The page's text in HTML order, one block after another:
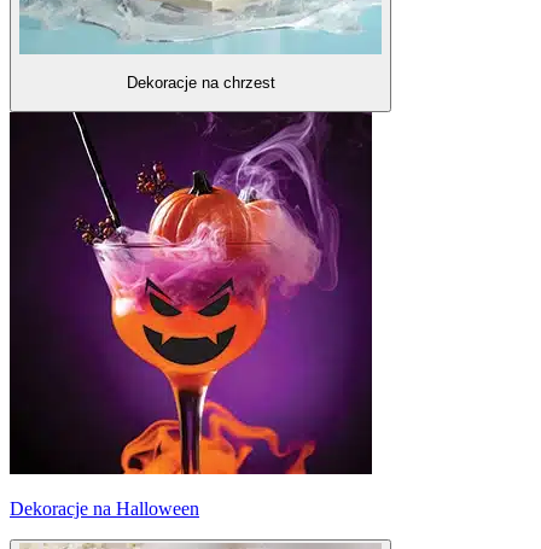
Dekoracje na chrzest
Dekoracje na Halloween